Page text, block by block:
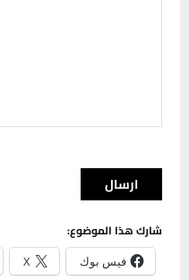
شارك هذا الموضوع:
فيس بوك X